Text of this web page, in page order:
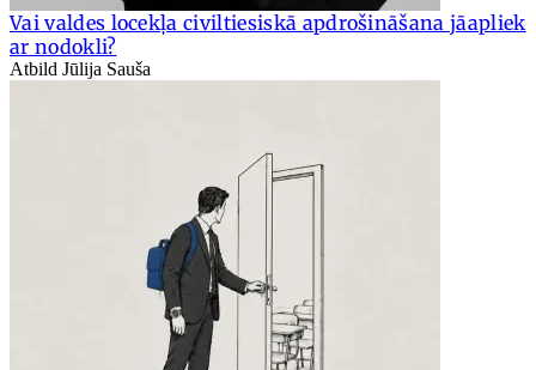
Vai valdes locekļa civiltiesiskā apdrošināšana jāapliek
ar nodokli?
Atbild Jūlija Sauša